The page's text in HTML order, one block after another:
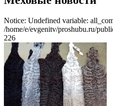
Notice: Undefined variable:
/home/e/evgenitv/proshubu.ru/
226